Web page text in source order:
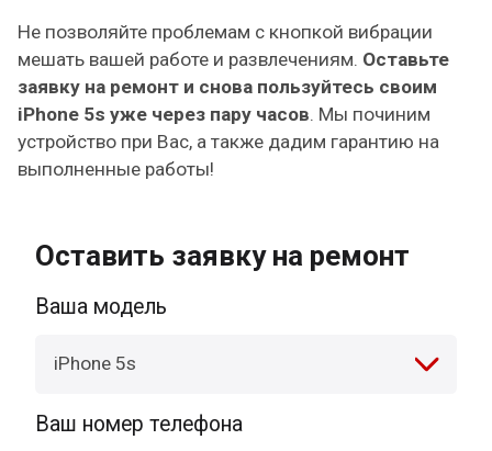
Не позволяйте проблемам с кнопкой вибрации
мешать вашей работе и развлечениям. Оставьте
заявку на ремонт и снова пользуйтесь своим
iPhone 5s уже через пару часов. Мы починим
устройство при Вас, а также дадим гарантию на
выполненные работы!
Оставить заявку на ремонт
Ваша модель
iPhone 5s
Ваш номер телефона